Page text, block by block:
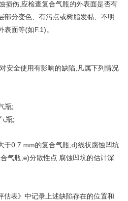
损伤,应检查复合气瓶的外表面是否有
部分变色、有污点或树脂发黏、不明
面等(如F.1)。
安全使用有影响的缺陷,凡属下列情况
瓶;
瓶;
于0.7 mm的复合气瓶;d)线状腐蚀凹坑
气瓶;e)分散性点 腐蚀凹坑的估计深
表》中记录上述缺陷存在的位置和